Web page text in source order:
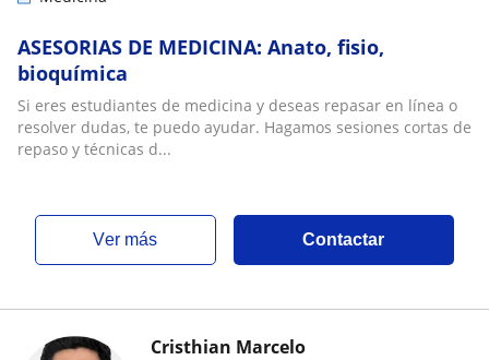
ASESORIAS DE MEDICINA: Anato, fisio,
bioquímica
Si eres estudiantes de medicina y deseas repasar en línea o
resolver dudas, te puedo ayudar. Hagamos sesiones cortas de
repaso y técnicas d...
ver más Contactar
Cristhian Marcelo